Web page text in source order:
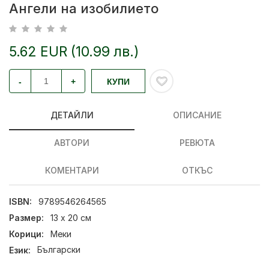
Ангели на изобилието
5.62 EUR (10.99 лв.)
- + КУПИ
ДЕТАЙЛИ ОПИСАНИЕ
АВТОРИ РЕВЮТА
КОМЕНТАРИ ОТКЪС
ISBN:
9789546264565
Размер:
13 х 20 см
Корици:
Меки
Език:
Български